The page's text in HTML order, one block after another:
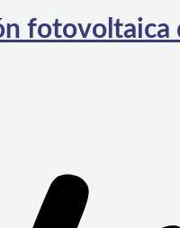
fotovoltaica